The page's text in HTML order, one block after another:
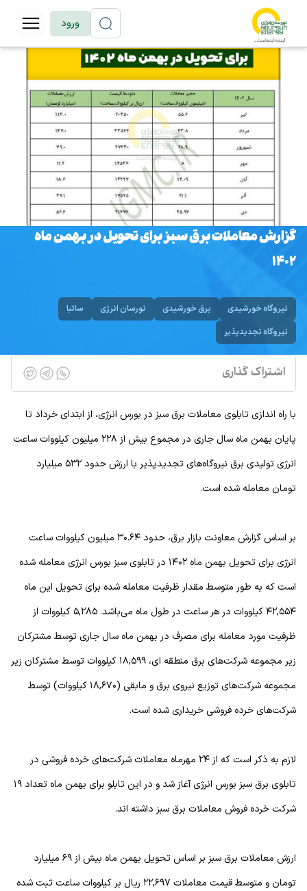
ورود
گزارش معاملات برق سبز برای تحویل در بهمن ماه
۱۴۰۲
نیروگاه خورشیدی برق خورشیدی نورسان انرژی
ساتبا
نیروگاه تجدیدپذیر
اشتراک گذاری
با راه اندازی تابلوی معاملات برق سبز در بورس انرژی، از ابتدای خرداد تا
پایان بهمن ماه سال جاری در مجموع بیش از ۲۲۸ میلیون کیلووات ساعت
انرژی تولیدی برق نیروگاه‌های تجدیدپذیر با ارزش حدود ۵۳۲ میلیارد
تومان معامله شده است.
بر اساس گزارش معاونت بازار برق، حدود ۳۰.۶۴ میلیون کیلووات ساعت
انرژی برای تحویل بهمن ماه ۱۴۰۲ در تابلوی سبز بورس انرژی معامله شده
است که به طور متوسط مقدار ظرفیت معامله شده برای تحویل این ماه
۴۲,۵۵۴ کیلووات در هر ساعت در طول ماه می‌باشد. ۵,۲۸۵ کیلووات از
ظرفیت مورد معامله برای مصرف در بهمن ماه سال جاری توسط مشترکان
زیر مجموعه شرکت‌های برق منطقه ای، ۱۸,۵۹۹ کیلووات توسط مشترکان زیر
مجموعه شرکت‌های توزیع نیروی برق و مابقی (۱۸,۶۷۰ کیلووات) توسط
شرکت‌های خرده فروشی خریداری شده است.
لازم به ذکر است که از ۲۴ مهرماه معاملات شرکت‌های خرده فروشی در
تابلوی برق سبز بورس انرژی آغاز شد و در این تابلو برای بهمن ماه تعداد ۱۹
شرکت خرده فروش معاملات برق سبز داشته اند.
ارزش معاملات برق سبز بر اساس تحویل بهمن ماه بیش از ۶۹ میلیارد
تومان و متوسط قیمت معاملات ۲۲,۶۹۷ ریال بر کیلووات ساعت ثبت شده